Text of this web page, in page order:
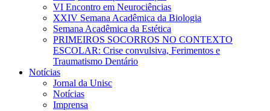
VI Encontro em Neurociências
XXIV Semana Acadêmica da Biologia
Semana Acadêmica da Estética
PRIMEIROS SOCORROS NO CONTEXTO
ESCOLAR: Crise convulsiva, Ferimentos e
Traumatismo Dentário
Notícias
Jornal da Unisc
Notícias
Imprensa